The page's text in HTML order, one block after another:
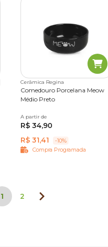
Cerâmica Regina
Comedouro Porcelana Meow
Médio Preto
390 ml
A partir de
R$ 34,90
R$ 31,41
-10%
Compra Programada
1 2